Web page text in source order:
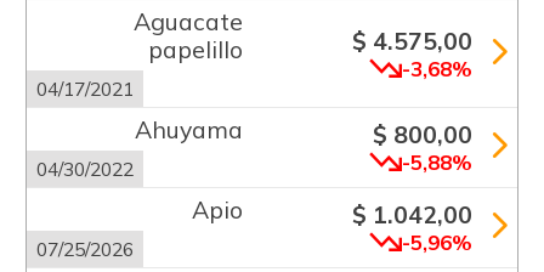
Aguacate
papelillo
04/17/2021
$ 4.575,00
-3,68%
Ahuyama
04/30/2022
$ 800,00
-5,88%
Apio
07/25/2026
$ 1.042,00
-5,96%